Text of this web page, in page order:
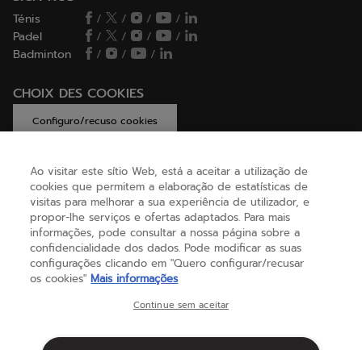
Ténis / / /
/
Padel
/ / /
/
Badminton
/ / /
CHOIX DES COOKIES
Configuro/recuso cookies
AJUDA
SOBRE NÓS
(português)
Ao visitar este sítio Web, está a aceitar a utilização de
cookies que permitem a elaboração de estatísticas de
visitas para melhorar a sua experiência de utilizador, e
propor-lhe serviços e ofertas adaptados. Para mais
informações, pode consultar a nossa página sobre a
confidencialidade dos dados. Pode modificar as suas
configurações clicando em "Quero configurar/recusar
os cookies" Mais informações
Continue sem aceitar